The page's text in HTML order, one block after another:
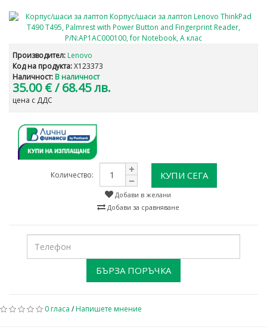
Производител: Lenovo
Код на продукта:X123373
Наличност: В наличност
35.00 €/ 68.45 лв.
цена с ДДС
Количество: КУПИ СЕГА
Добави в желани
Добави за сравняване
БЪРЗА ПОРЪЧКА
0 гласа /Напишете мнение